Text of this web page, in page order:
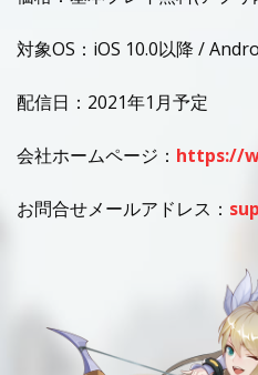
対象OS：iOS 10.0以降 /
配信日：2021年1月予定
会社ホームページ： https://
お問合せメールアドレス：